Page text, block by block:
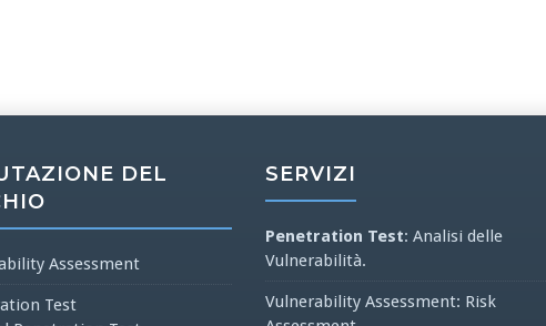
DEL
Assessment
Test
SERVIZI
Penetration Test: Analisi delle
Vulnerabilità.
Vulnerability Assessment: Risk